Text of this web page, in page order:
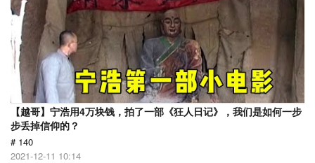
【越哥】宁浩用4万块钱，拍了一部《狂人日记》，我们是如何一步
步丢掉信仰的？
# 140
2021-12-11 10:14